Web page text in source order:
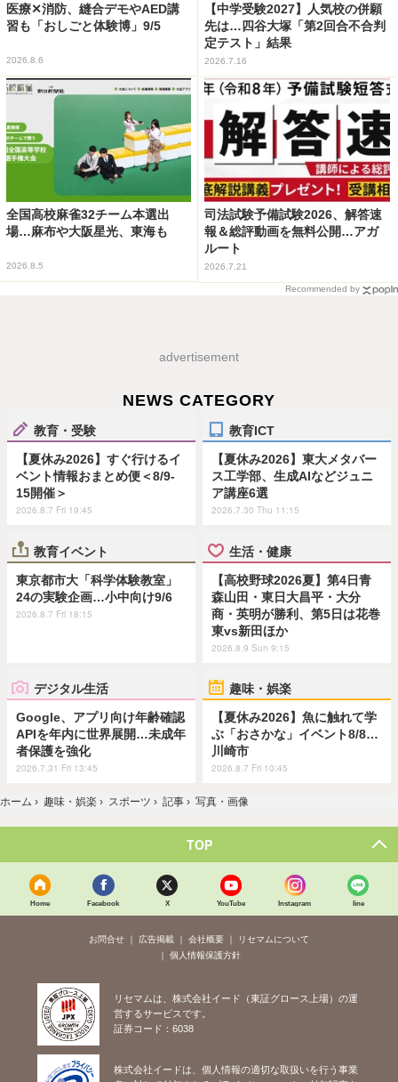
医療✕消防、縫合デモやAED講
習も「おしごと体験博」9/5
2026.8.6
【中学受験2027】人気校の併願
先は…四谷大塚「第2回合不合判
定テスト」結果
2026.7.16
全国高校麻雀32チーム本選出
場…麻布や大阪星光、東海も
2026.8.5
司法試験予備試験2026、解答速
報＆総評動画を無料公開…アガ
ルート
2026.7.21
Recommended by
advertisement
NEWS CATEGORY
教育・受験
【夏休み2026】すぐ行けるイ
ベント情報おまとめ便＜8/9-
15開催＞
2026.8.7 Fri 19:45
教育ICT
【夏休み2026】東大メタバー
ス工学部、生成AIなどジュニ
ア講座6選
2026.7.30 Thu 11:15
教育イベント
東京都市大「科学体験教室」
24の実験企画…小中向け9/6
2026.8.7 Fri 18:15
生活・健康
【高校野球2026夏】第4日青
森山田・東日大昌平・大分
商・英明が勝利、第5日は花巻
東vs新田ほか
2026.8.9 Sun 9:15
デジタル生活
Google、アプリ向け年齢確認
APIを年内に世界展開…未成年
者保護を強化
2026.7.31 Fri 13:45
趣味・娯楽
【夏休み2026】魚に触れて学
ぶ「おさかな」イベント8/8…
川崎市
2026.8.7 Fri 10:45
ホーム › 趣味・娯楽 › スポーツ › 記事 › 写真・画像
TOP
Home Facebook X YouTube Instagram line
お問合せ 広告掲載 会社概要
リセマムについて
個人情報保護方針
リセマムは、株式会社イード（東証グロース上場）の運
営するサービスです。
証券コード：6038
株式会社イードは、個人情報の適切な取扱いを行う事業